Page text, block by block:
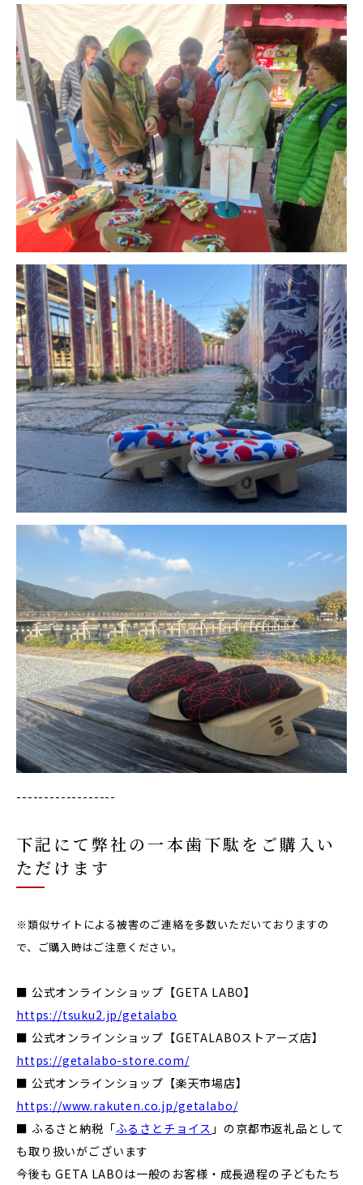
------------------
下記にて弊社の一本歯下駄をご購入い
ただけます
※類似サイトによる被害のご連絡を多数いただいておりますの
で、ご購入時はご注意ください。
■ 公式オンラインショップ【GETA LABO】
https://tsuku2.jp/getalabo
■ 公式オンラインショップ【GETALABOストアーズ店】
https://getalabo-store.com/
■ 公式オンラインショップ【楽天市場店】
https://www.rakuten.co.jp/getalabo/
■ ふるさと納税「ふるさとチョイス 」の京都市返礼品として
も取り扱いがございます
今後も GETA LABOは一般のお客様・成長過程の子どもたち